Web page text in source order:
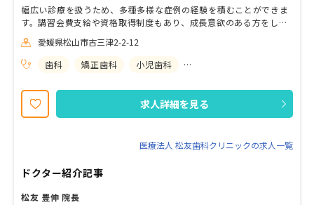
幅広い診療を扱うため、多種多様な症例の経験を積むことができま
す。講習会費支給や資格取得制度もあり、成長意欲のある方をしっ
遇を用意しておりますので、安心して長く勤められる環境です。夏
季・冬季休暇のほかに、１週間の休暇が取得でき、ワークライフバ
ランスを保ちながら無理なく働くことが可能です。現在４名のドク
ターを含め、適切な指導担当歯科医師・歯科衛生士が丁寧に指導し
ますのでご安心ください。18時終業ですのでプライベートも充実で
愛媛県松山市古三津2-2-12
歯科
矯正歯科 小児歯科
求人詳細を見る
医療法人 松友歯科クリニックの求人一覧
ドクター紹介記事
松友 豊伸 院長